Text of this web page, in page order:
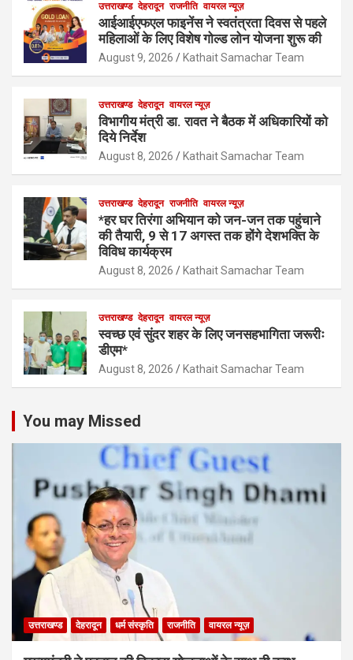
उत्तराखण्ड देहरादून राजनीति वायरल न्यूज़
आईआईएफएल फाइनेंस ने स्वतंत्रता दिवस से पहले
महिलाओं के लिए विशेष गोल्ड लोन योजना शुरू की
August 9, 2026 Kathait Samachar Team
उत्तराखण्ड देहरादून वायरल न्यूज़
विभागीय मंत्री डा. रावत ने बैठक में अधिकारियों को
दिये निर्देश
August 8, 2026 Kathait Samachar Team
उत्तराखण्ड देहरादून राजनीति वायरल न्यूज़
*हर घर तिरंगा अभियान को जन-जन तक पहुंचाने
की तैयारी, 9 से 17 अगस्त तक होंगे देशभक्ति के
विविध कार्यक्रम
August 8, 2026 Kathait Samachar Team
उत्तराखण्ड देहरादून वायरल न्यूज़
स्वच्छ एवं सुंदर शहर के लिए जनसहभागिता जरूरीः
डीएम*
August 8, 2026 Kathait Samachar Team
You may Missed
उत्तराखण्ड देहरादून धर्म संस्कृति राजनीति वायरल न्यूज़